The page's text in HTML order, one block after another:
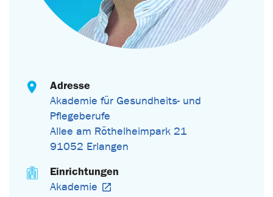
Adresse
Akademie für Gesundheits- und
Pflegeberufe
Allee am Röthelheimpark 21
91052 Erlangen
Einrichtungen
Akademie